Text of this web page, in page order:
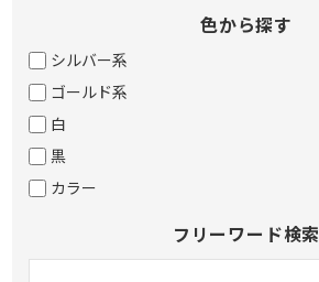
色から探す
シルバー系
ゴールド系
白
黒
カラー
フリーワード検索